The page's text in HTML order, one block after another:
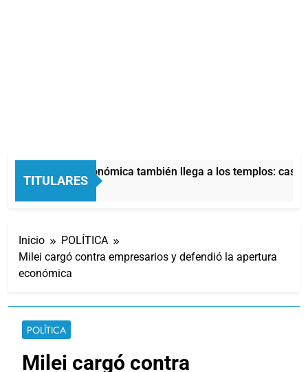
TITULARES
La crisis económica también llega a los templos: casi
4 Horas Atrás
Inicio
POLÍTICA
Milei cargó contra empresarios y defendió la apertura
económica
POLÍTICA
Milei cargó contra